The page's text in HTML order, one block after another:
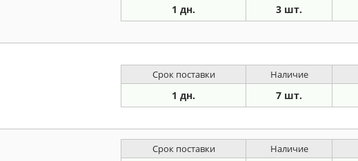
1 дн. 3 шт.
Срок поставки Наличие
1 дн. 7 шт.
Срок поставки Наличие